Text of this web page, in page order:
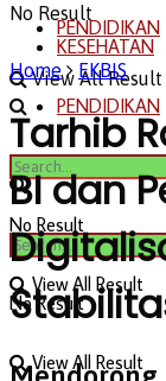
PENDIDIKAN
No Result
View All Result
KESEHATAN
PENDIDIKAN
No Result
View All Result
No Result
View All Result
Home EKBIS
Tarhib
BI dan